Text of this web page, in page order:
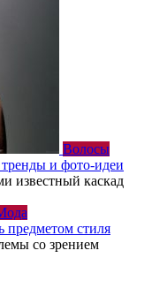
Волосы
и фото-идеи
известный каскад
предметом стиля
со зрением